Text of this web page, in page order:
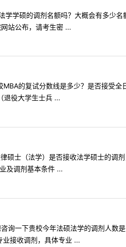
学硕的调剂名额吗？大概会有多少名
站公布，请考生密 ...
的复试分数线是多少？是否接受全
退役大学生士兵 ...
士（法学）是否接收法学硕士的调
及调剂基本条件 ...
一下贵校今年法硕法学的调剂人数
接收调剂，具体专业 ...